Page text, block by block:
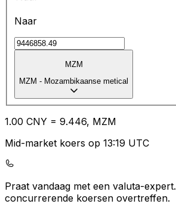
Naar
MZM
MZM - Mozambikaanse metical
1.00 CNY = 9.446, MZM
Mid-market koers op 13:19 UTC
Praat vandaag met een valuta-expert.
concurrerende koersen overtreffen.